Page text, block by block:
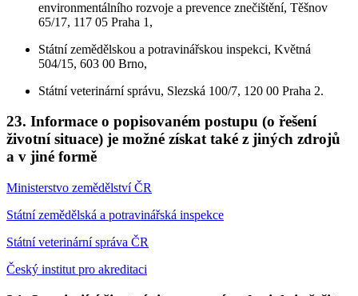
environmentálního rozvoje a prevence znečištění, Těšnov
65/17, 117 05 Praha 1,
Státní zemědělskou a potravinářskou inspekci, Květná
504/15, 603 00 Brno,
Státní veterinární správu, Slezská 100/7, 120 00 Praha 2.
23. Informace o popisovaném postupu (o řešení
životní situace) je možné získat také z jiných zdrojů
a v jiné formě
Ministerstvo zemědělství ČR
Státní zemědělská a potravinářská inspekce
Státní veterinární správa ČR
Český institut pro akreditaci